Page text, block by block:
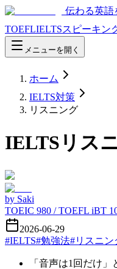
伝わる英語
TOEFLIELTSスピーキン
メニューを開く
ホーム
IELTS対策
リスニング
IELTSリス
by Saki
TOEIC 980 / TOEFL iBT
2026-06-29
#IELTS#勉強法#リスニン
「音声は1回だけ